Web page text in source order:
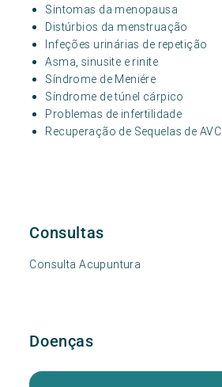
Sintomas da menopausa
Distúrbios da menstruação
Infeções urinárias de repetição
Asma, sinusite e rinite
Síndrome de Meniére
Síndrome de túnel cárpico
Problemas de infertilidade
Recuperação de Sequelas de AVC
Consultas
Consulta Acupuntura
Doenças